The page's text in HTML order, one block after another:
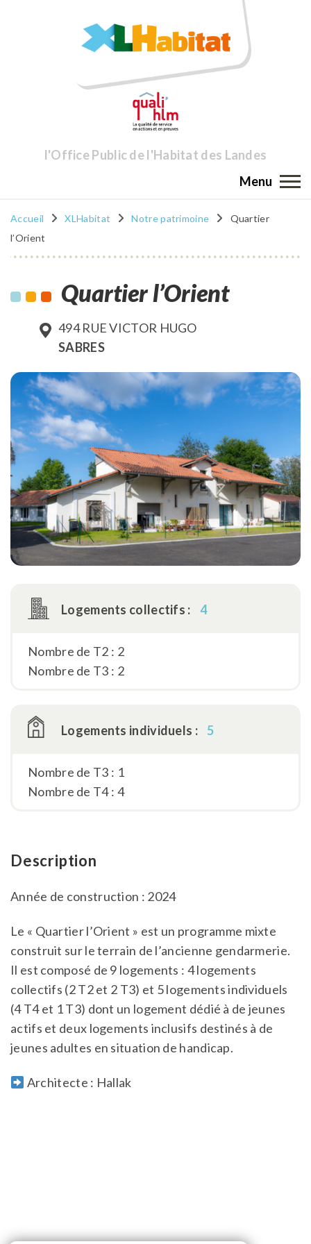
l'Office Public de l'Habitat des Landes
Menu
Accueil XLHabitat Notre patrimoine
Quartier
l’Orient
Quartier l’Orient
494 RUE VICTOR HUGO
SABRES
Logements collectifs : 4
Nombre de T2 : 2
Nombre de T3 : 2
Logements individuels : 5
Nombre de T3 : 1
Nombre de T4 : 4
Description
Année de construction : 2024
Le « Quartier l’Orient » est un programme mixte
construit sur le terrain de l’ancienne gendarmerie.
Il est composé de 9 logements : 4 logements
collectifs (2 T2 et 2 T3) et 5 logements individuels
(4 T4 et 1 T3) dont un logement dédié à de jeunes
actifs et deux logements inclusifs destinés à de
jeunes adultes en situation de handicap.
Architecte : Hallak